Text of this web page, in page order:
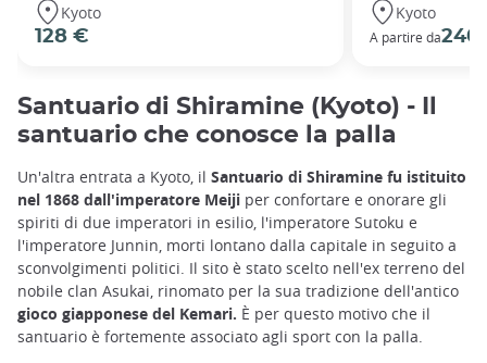
Kyoto
128 €
Kyoto
A partire da240
Santuario di Shiramine (Kyoto) - Il
santuario che conosce la palla
Un'altra entrata a Kyoto, il Santuario di Shiramine fu istituito
nel 1868 dall'imperatore Meiji per confortare e onorare gli
spiriti di due imperatori in esilio, l'imperatore Sutoku e
l'imperatore Junnin, morti lontano dalla capitale in seguito a
sconvolgimenti politici. Il sito è stato scelto nell'ex terreno del
nobile clan Asukai, rinomato per la sua tradizione dell'antico
gioco giapponese del Kemari. È per questo motivo che il
santuario è fortemente associato agli sport con la palla.